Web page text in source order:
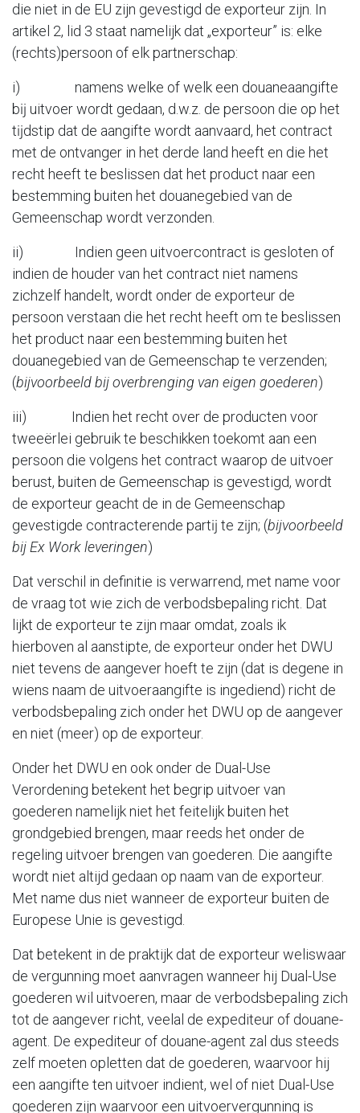
die niet in de EU zijn gevestigd de exporteur zijn. In
artikel 2, lid 3 staat namelijk dat „exporteur” is: elke
(rechts)persoon of elk partnerschap:
i) namens welke of welk een douaneaangifte
bĳ uitvoer wordt gedaan, d.w.z. de persoon die op het
tĳdstip dat de aangifte wordt aanvaard, het contract
met de ontvanger in het derde land heeft en die het
recht heeft te beslissen dat het product naar een
bestemming buiten het douanegebied van de
Gemeenschap wordt verzonden.
ii) Indien geen uitvoercontract is gesloten of
indien de houder van het contract niet namens
zichzelf handelt, wordt onder de exporteur de
persoon verstaan die het recht heeft om te beslissen
het product naar een bestemming buiten het
douanegebied van de Gemeenschap te verzenden;
(bijvoorbeeld bij overbrenging van eigen goederen)
iii) Indien het recht over de producten voor
tweeërlei gebruik te beschikken toekomt aan een
persoon die volgens het contract waarop de uitvoer
berust, buiten de Gemeenschap is gevestigd, wordt
de exporteur geacht de in de Gemeenschap
gevestigde contracterende partĳ te zĳn; (bijvoorbeeld
bij Ex Work leveringen)
Dat verschil in definitie is verwarrend, met name voor
de vraag tot wie zich de verbodsbepaling richt. Dat
lijkt de exporteur te zijn maar omdat, zoals ik
hierboven al aanstipte, de exporteur onder het DWU
niet tevens de aangever hoeft te zijn (dat is degene in
wiens naam de uitvoeraangifte is ingediend) richt de
verbodsbepaling zich onder het DWU op de aangever
en niet (meer) op de exporteur.
Onder het DWU en ook onder de Dual-Use
Verordening betekent het begrip uitvoer van
goederen namelijk niet het feitelijk buiten het
grondgebied brengen, maar reeds het onder de
regeling uitvoer brengen van goederen. Die aangifte
wordt niet altijd gedaan op naam van de exporteur.
Met name dus niet wanneer de exporteur buiten de
Europese Unie is gevestigd.
Dat betekent in de praktijk dat de exporteur weliswaar
de vergunning moet aanvragen wanneer hij Dual-Use
goederen wil uitvoeren, maar de verbodsbepaling zich
tot de aangever richt, veelal de expediteur of douane-
agent. De expediteur of douane-agent zal dus steeds
zelf moeten opletten dat de goederen, waarvoor hij
een aangifte ten uitvoer indient, wel of niet Dual-Use
goederen zijn waarvoor een uitvoervergunning is